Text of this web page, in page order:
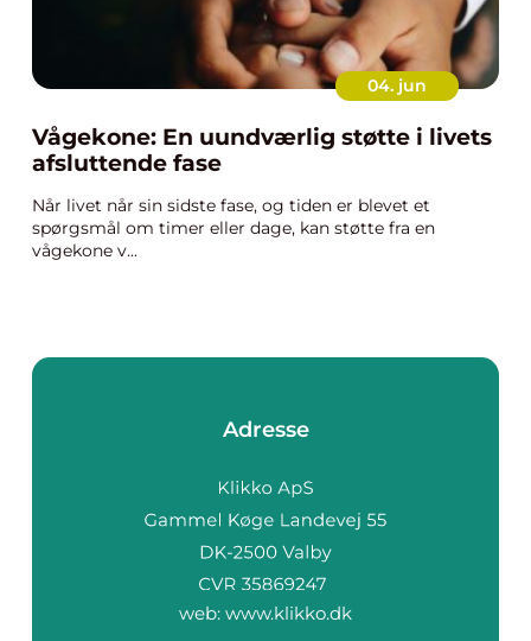
04. jun
Vågekone: En uundværlig støtte i livets
afsluttende fase
Når livet når sin sidste fase, og tiden er blevet et
spørgsmål om timer eller dage, kan støtte fra en
vågekone v...
Adresse
web: www.klikko.dk